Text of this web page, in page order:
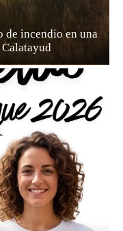
de incendio en una